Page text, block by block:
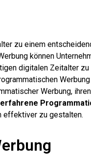
zu einem
können
digitalen Zeitalter
Werbung,
erfahrene
effektiver zu gestalten.